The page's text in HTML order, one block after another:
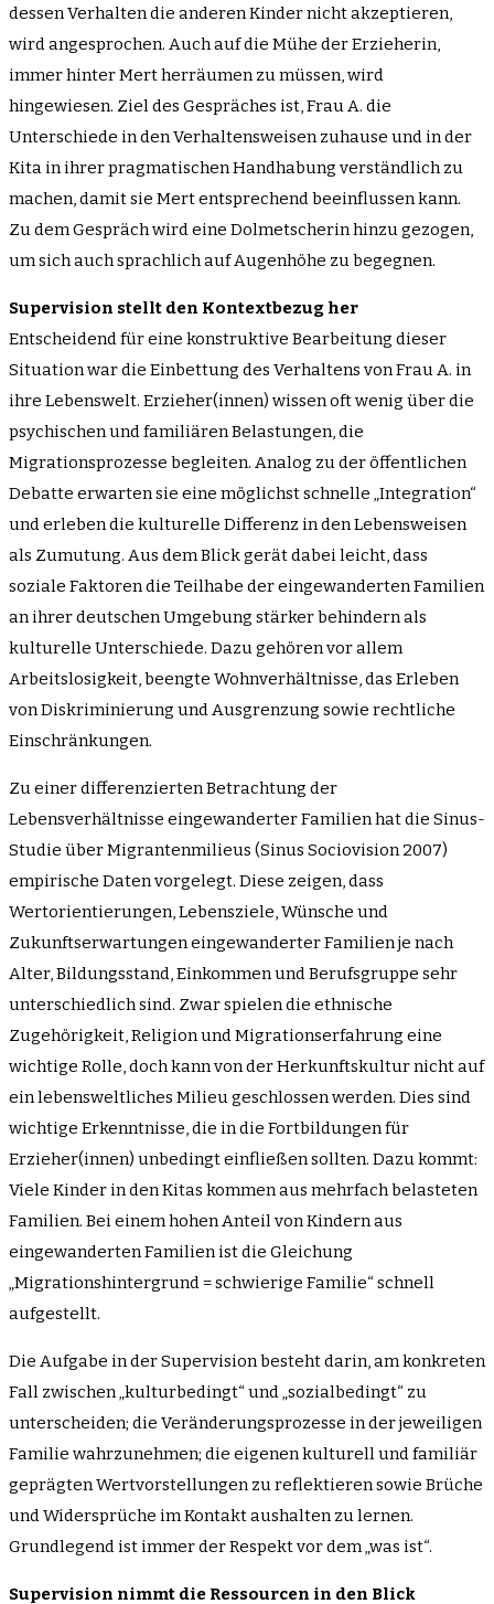
dessen Verhalten die anderen Kinder nicht akzeptieren,
wird angesprochen. Auch auf die Mühe der Erzieherin,
immer hinter Mert herräumen zu müssen, wird
hingewiesen. Ziel des Gespräches ist, Frau A. die
Unterschiede in den Verhaltensweisen zuhause und in der
Kita in ihrer pragmatischen Handhabung verständlich zu
machen, damit sie Mert entsprechend beeinflussen kann.
Zu dem Gespräch wird eine Dolmetscherin hinzu gezogen,
um sich auch sprachlich auf Augenhöhe zu begegnen.
Supervision stellt den Kontextbezug her
Entscheidend für eine konstruktive Bearbeitung dieser
Situation war die Einbettung des Verhaltens von Frau A. in
ihre Lebenswelt. Erzieher(innen) wissen oft wenig über die
psychischen und familiären Belastungen, die
Migrationsprozesse begleiten. Analog zu der öffentlichen
Debatte erwarten sie eine möglichst schnelle „Integration“
und erleben die kulturelle Differenz in den Lebensweisen
als Zumutung. Aus dem Blick gerät dabei leicht, dass
soziale Faktoren die Teilhabe der eingewanderten Familien
an ihrer deutschen Umgebung stärker behindern als
kulturelle Unterschiede. Dazu gehören vor allem
Arbeitslosigkeit, beengte Wohnverhältnisse, das Erleben
von Diskriminierung und Ausgrenzung sowie rechtliche
Einschränkungen.
Zu einer differenzierten Betrachtung der
Lebensverhältnisse eingewanderter Familien hat die Sinus-
Studie über Migrantenmilieus (Sinus Sociovision 2007)
empirische Daten vorgelegt. Diese zeigen, dass
Wertorientierungen, Lebensziele, Wünsche und
Zukunftserwartungen eingewanderter Familien je nach
Alter, Bildungsstand, Einkommen und Berufsgruppe sehr
unterschiedlich sind. Zwar spielen die ethnische
Zugehörigkeit, Religion und Migrationserfahrung eine
wichtige Rolle, doch kann von der Herkunftskultur nicht auf
ein lebensweltliches Milieu geschlossen werden. Dies sind
wichtige Erkenntnisse, die in die Fortbildungen für
Erzieher(innen) unbedingt einfließen sollten. Dazu kommt:
Viele Kinder in den Kitas kommen aus mehrfach belasteten
Familien. Bei einem hohen Anteil von Kindern aus
eingewanderten Familien ist die Gleichung
„Migrationshintergrund = schwierige Familie“ schnell
aufgestellt.
Die Aufgabe in der Supervision besteht darin, am konkreten
Fall zwischen „kulturbedingt“ und „sozialbedingt“ zu
unterscheiden; die Veränderungsprozesse in der jeweiligen
Familie wahrzunehmen; die eigenen kulturell und familiär
geprägten Wertvorstellungen zu reflektieren sowie Brüche
und Widersprüche im Kontakt aushalten zu lernen.
Grundlegend ist immer der Respekt vor dem „was ist“.
Supervision nimmt die Ressourcen in den Blick